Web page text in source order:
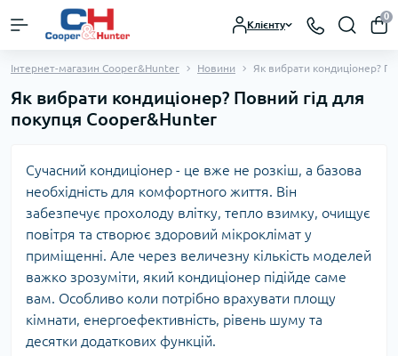
Клієнту
0
Інтернет-магазин Cooper&Hunter Новини Як вибрати кондиціонер?
Як вибрати кондиціонер? Повний гід для
покупця Cooper&Hunter
Сучасний кондиціонер - це вже не розкіш, а базова
необхідність для комфортного життя. Він
забезпечує прохолоду влітку, тепло взимку, очищує
повітря та створює здоровий мікроклімат у
приміщенні. Але через величезну кількість моделей
важко зрозуміти, який кондиціонер підійде саме
вам. Особливо коли потрібно врахувати площу
кімнати, енергоефективність, рівень шуму та
десятки додаткових функцій.